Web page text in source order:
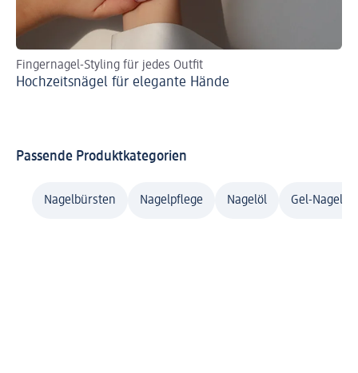
Fingernagel-Styling für jedes Outfit
Hochzeitsnägel für elegante Hände
Passende Produktkategorien
Nagelbürsten Nagelpflege Nagelöl Gel-